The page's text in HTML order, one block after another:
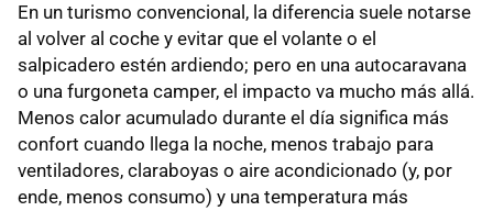
En un turismo convencional, la diferencia suele notarse
al volver al coche y evitar que el volante o el
salpicadero estén ardiendo; pero en una autocaravana
o una furgoneta camper, el impacto va mucho más allá.
Menos calor acumulado durante el día significa más
confort cuando llega la noche, menos trabajo para
ventiladores, claraboyas o aire acondicionado (y, por
ende, menos consumo) y una temperatura más